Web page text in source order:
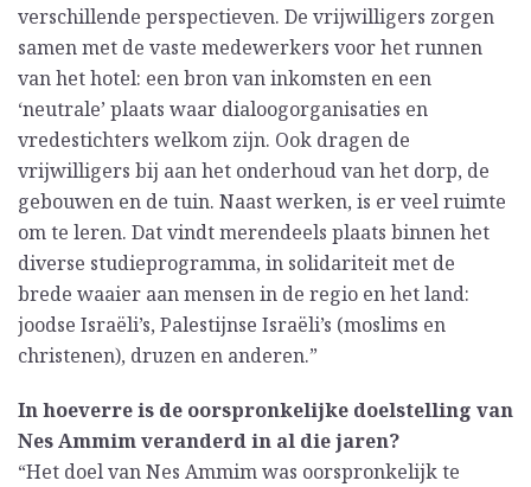
verschillende perspectieven. De vrijwilligers zorgen
samen met de vaste medewerkers voor het runnen
van het hotel: een bron van inkomsten en een
‘neutrale’ plaats waar dialoogorganisaties en
vredestichters welkom zijn. Ook dragen de
vrijwilligers bij aan het onderhoud van het dorp, de
gebouwen en de tuin. Naast werken, is er veel ruimte
om te leren. Dat vindt merendeels plaats binnen het
diverse studieprogramma, in solidariteit met de
brede waaier aan mensen in de regio en het land:
joodse Israëli’s, Palestijnse Israëli’s (moslims en
christenen), druzen en anderen.”
In hoeverre is de oorspronkelijke doelstelling van
Nes Ammim veranderd in al die jaren?
“Het doel van Nes Ammim was oorspronkelijk te